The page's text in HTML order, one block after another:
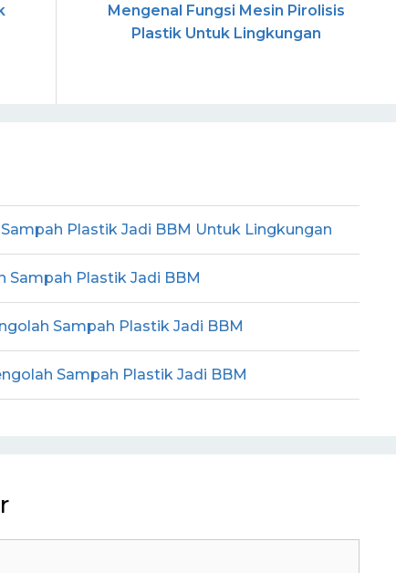
Mengenal Fungsi Mesin Pirolisis
Plastik Untuk Lingkungan
Plastik Jadi BBM Untuk Lingkungan
Sampah Plastik Jadi BBM
Sampah Plastik Jadi BBM
Sampah Plastik Jadi BBM